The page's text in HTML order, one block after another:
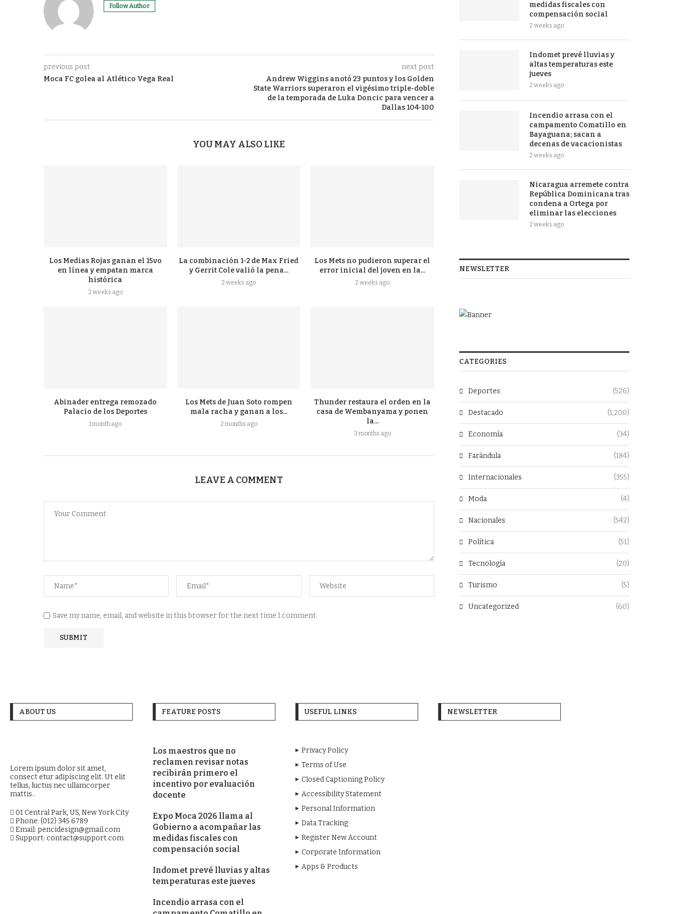
Follow Author
previous post
Moca FC golea al Atlético Vega Real
next post
Andrew Wiggins anotó 23 puntos y los Golden
State Warriors superaron el vigésimo triple-doble
de la temporada de Luka Doncic para vencer a
Dallas 104-100
YOU MAY ALSO LIKE
Los Medias Rojas ganan el 15vo
en línea y empatan marca
histórica
2 weeks ago
La combinación 1-2 de Max Fried
y Gerrit Cole valió la pena...
2 weeks ago
Los Mets no pudieron superar el
error inicial del joven en la...
2 weeks ago
Abinader entrega remozado
Palacio de los Deportes
1 month ago
Los Mets de Juan Soto rompen
mala racha y ganan a los...
2 months ago
Thunder restaura el orden en la
casa de Wembanyama y ponen
la...
3 months ago
LEAVE A COMMENT
Save my name, email, and website in this browser for the next time I comment.
medidas fiscales con
compensación social
2 weeks ago
Indomet prevé lluvias y
altas temperaturas este
jueves
2 weeks ago
Incendio arrasa con el
campamento Comatillo en
Bayaguana; sacan a
decenas de vacacionistas
2 weeks ago
Nicaragua arremete contra
República Dominicana tras
condena a Ortega por
eliminar las elecciones
2 weeks ago
NEWSLETTER
CATEGORIES
Deportes (526)
Destacado (1,200)
Economía (34)
Farándula (184)
Internacionales (355)
Moda (4)
Nacionales (542)
Política (51)
Tecnología (20)
Turismo (5)
Uncategorized (60)
ABOUT US
Lorem ipsum dolor sit amet,
consect etur adipiscing elit. Ut elit
tellus, luctus nec ullamcorper
mattis..
01 Central Park, US, New York City
Phone: (012) 345 6789
Email: pencidesign@gmail.com
Support: contact@support.com
FEATURE POSTS
Los maestros que no
reclamen revisar notas
recibirán primero el
incentivo por evaluación
docente
Expo Moca 2026 llama al
Gobierno a acompañar las
medidas fiscales con
compensación social
Indomet prevé lluvias y altas
temperaturas este jueves
Incendio arrasa con el
USEFUL LINKS
Privacy Policy
Terms of Use
Closed Captioning Policy
Accessibility Statement
Personal Information
Data Tracking
Register New Account
Corporate Information
Apps & Products
NEWSLETTER